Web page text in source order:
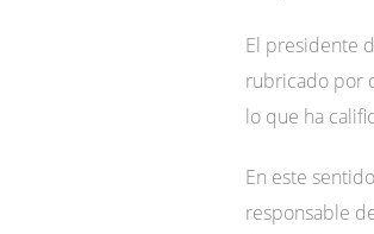
El presidente
rubricado por
lo que ha
En este
responsable